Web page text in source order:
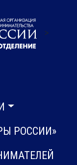
>
РОССИИ»